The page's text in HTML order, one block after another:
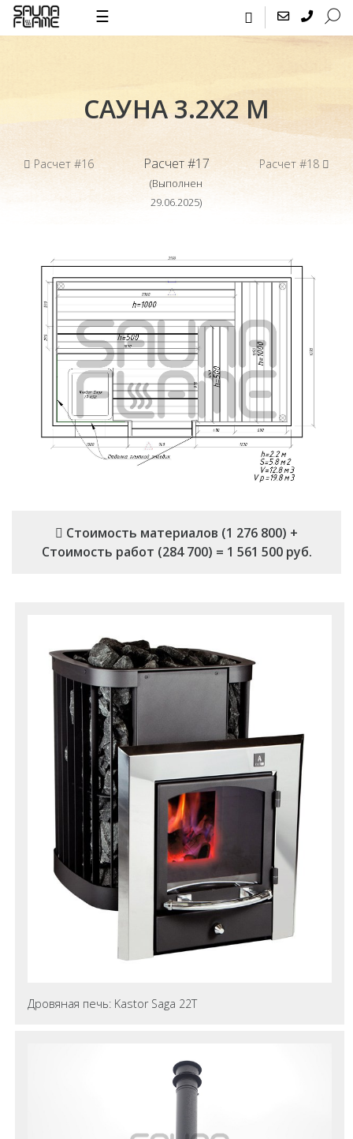
☰
САУНА 3.2Х2 М
Расчет #16 Расчет #17
(Выполнен
29.06.2025)
Расчет #18
Стоимость материалов (1 276 800) +
Стоимость работ (284 700) = 1 561 500 руб.
Дровяная печь: Kastor Saga 22T